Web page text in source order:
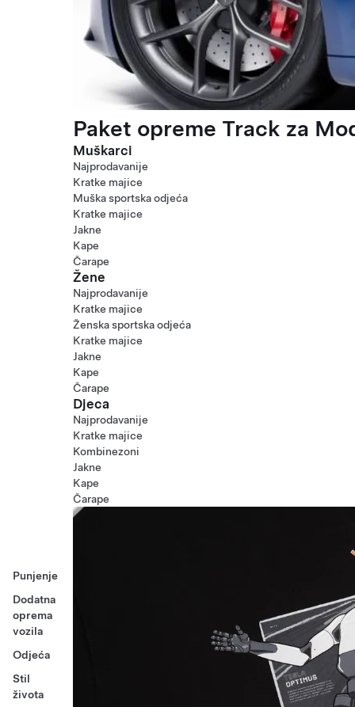
Punjenje
Dodatna
oprema
vozila
Odjeća
Stil
života
Paket opreme Track za
Muškarci
Najprodavanije
Kratke majice
Muška sportska odjeća
Kratke majice
Jakne
Kape
Čarape
Žene
Najprodavanije
Kratke majice
Ženska sportska odjeća
Kratke majice
Jakne
Kape
Čarape
Djeca
Najprodavanije
Kratke majice
Kombinezoni
Jakne
Kape
Čarape